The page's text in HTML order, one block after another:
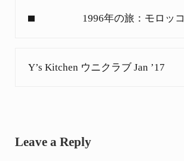
1996年の旅：モロッコ
Y’s Kitchen ウニクラブ Jan ’17
Leave a Reply